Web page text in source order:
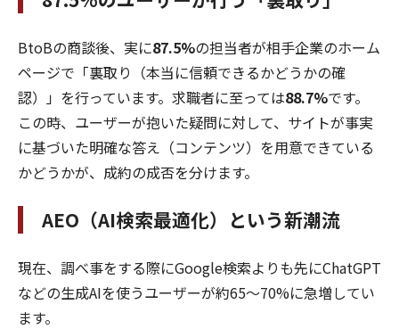
BtoBの商談後、実に87.5%の担当者が相手企業のホーム
ページで「裏取り（本当に信頼できるかどうかの確
認）」を行っています。求職者に至っては88.7%です。
この時、ユーザーが抱いた疑問に対して、サイトが事実
に基づいた明確な答え（コンテンツ）を用意できている
かどうかが、成約の成否を分けます。
AEO（AI検索最適化）という新潮流
現在、調べ事をする際にGoogle検索よりも先にChatGPT
などの生成AIを使うユーザーが約65〜70%に急増してい
ます。